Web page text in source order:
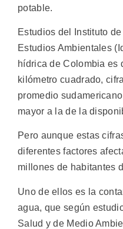
potable.
Estudios del Instituto
Estudios Ambientales
hídrica de Colombia es
kilómetro cuadrado,
promedio
mayor a la de la
Pero aunque estas
diferentes factores
millones de habitantes
Uno de ellos es la
agua, que según
Salud y de Medio